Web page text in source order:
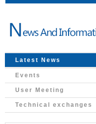
Latest News
Events
User Meeting
Technical exchanges